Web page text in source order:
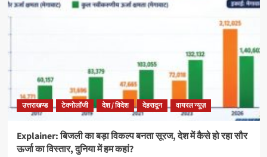
उत्तराखण्ड टेक्नोलॉजी देश / विदेश देहरादून वायरल न्यूज़
Explainer: बिजली का बड़ा विकल्प बनता सूरज, देश में कैसे हो रहा सौर
ऊर्जा का विस्तार, दुनिया में हम कहां?